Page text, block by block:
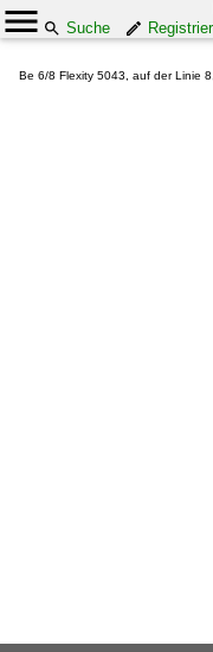
Suche
Be 6/8 Flexity 5043, auf der Linie